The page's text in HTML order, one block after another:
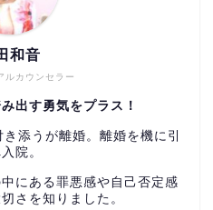
ルカウンセラー
和音
出す勇気をプラス！
添うが離婚。離婚を機に引
院。
にある罪悪感や自己否定感
さを知りました。